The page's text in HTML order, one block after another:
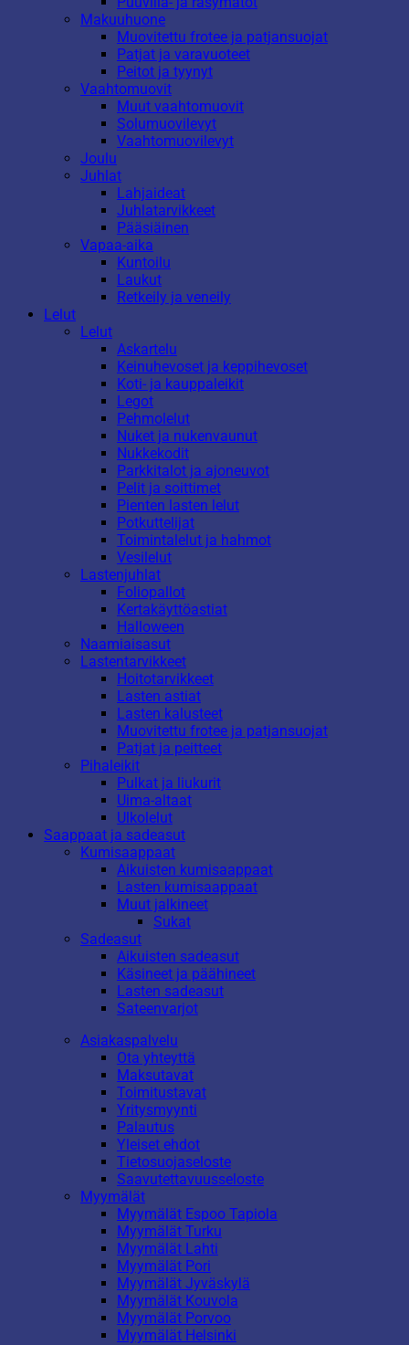
Makuuhuone
Muovitettu frotee ja patjansuojat
Patjat ja varavuoteet
Peitot ja tyynyt
Vaahtomuovit
Muut vaahtomuovit
Solumuovilevyt
Vaahtomuovilevyt
Joulu
Juhlat
Lahjaideat
Juhlatarvikkeet
Pääsiäinen
Vapaa-aika
Kuntoilu
Laukut
Retkeily ja veneily
Lelut
Lelut
Askartelu
Keinuhevoset ja keppihevoset
Koti- ja kauppaleikit
Legot
Pehmolelut
Nuket ja nukenvaunut
Nukkekodit
Parkkitalot ja ajoneuvot
Pelit ja soittimet
Pienten lasten lelut
Potkuttelijat
Toimintalelut ja hahmot
Vesilelut
Lastenjuhlat
Foliopallot
Kertakäyttöastiat
Halloween
Naamiaisasut
Lastentarvikkeet
Hoitotarvikkeet
Lasten astiat
Lasten kalusteet
Muovitettu frotee ja patjansuojat
Patjat ja peitteet
Pihaleikit
Pulkat ja liukurit
Uima-altaat
Ulkolelut
Saappaat ja sadeasut
Kumisaappaat
Aikuisten kumisaappaat
Lasten kumisaappaat
Muut jalkineet
Sukat
Sadeasut
Aikuisten sadeasut
Käsineet ja päähineet
Lasten sadeasut
Sateenvarjot
Asiakaspalvelu
Ota yhteyttä
Maksutavat
Toimitustavat
Yritysmyynti
Palautus
Yleiset ehdot
Tietosuojaseloste
Saavutettavuusseloste
Myymälät
Myymälät Espoo Tapiola
Myymälät Turku
Myymälät Lahti
Myymälät Pori
Myymälät Jyväskylä
Myymälät Kouvola
Myymälät Porvoo
Myymälät Helsinki